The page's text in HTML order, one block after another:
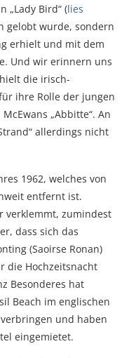
„Lady Bird“ (lies
gelobt wurde, sondern
erhielt und mit dem
Und wir erinnern uns
die irisch-
ihre Rolle der jungen
„Abbitte“. An
allerdings nicht
1962, welches von
entfernt ist.
verklemmt, zumindest
dass sich das
(Saoirse Ronan)
die Hochzeitsnacht
Besonderes hat
Beach im englischen
und haben
eingemietet.